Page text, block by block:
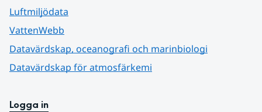
Luftmiljödata
VattenWebb
Datavärdskap, oceanografi och marinbiologi
Datavärdskap för atmosfärkemi
Logga in